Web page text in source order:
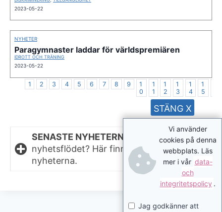
2023-05-22
NYHETER
Paragymnaster laddar för världspremiären
IDROTT OCH TRÄNING
2023-05-22
1 2 3 4 5 6 7 8 9
1
0
1
1
1
2
1
3
1
4
1
5
SENASTE NYHETERNA.
Missat något i
nyhetsflödet? Här finns de senaste
nyheterna.
Vi använder
cookies på denna
webbplats. Läs
mer i vår data-
och
integritetspolicy .
Jag godkänner att
STÄNG X